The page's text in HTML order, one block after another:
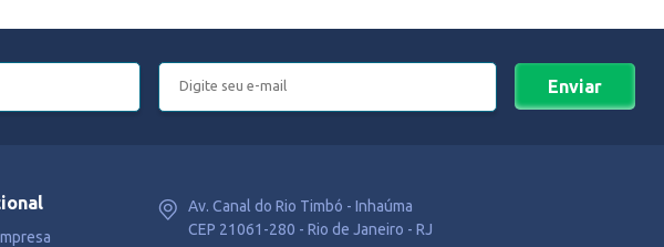
Enviar
Av. Canal do Rio Timbó - Inhaúma
CEP 21061-280 - Rio de Janeiro - RJ